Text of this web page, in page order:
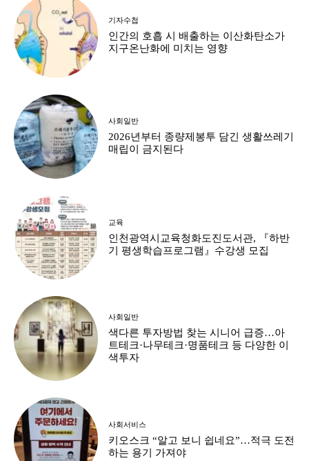
기자수첩
인간의 호흡 시 배출하는 이산화탄소가
지구온난화에 미치는 영향
사회일반
2026년부터 종량제봉투 담긴 생활쓰레기
매립이 금지된다
교육
인천광역시교육청화도진도서관, 『하반
기 평생학습프로그램』수강생 모집
사회일반
색다른 투자방법 찾는 시니어 급증…아
트테크·나무테크·명품테크 등 다양한 이
색투자
사회서비스
키오스크 “알고 보니 쉽네요”…적극 도전
하는 용기 가져야